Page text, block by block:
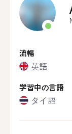
流暢
英語
学習中の言語
タイ語